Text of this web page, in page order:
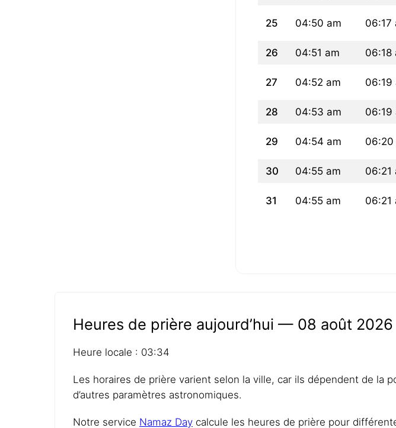
25 04:50 am 06:17
26 04:51 am 06:18
27 04:52 am 06:19
28 04:53 am 06:19
29 04:54 am 06:20
30 04:55 am 06:21
31 04:55 am 06:21
Heures de prière aujourd’hui — 08 août 2026
Heure locale : 03:34
Les horaires de prière varient selon la ville, car ils dépendent de la
d’autres paramètres astronomiques.
Notre service Namaz Day calcule les heures de prière pour